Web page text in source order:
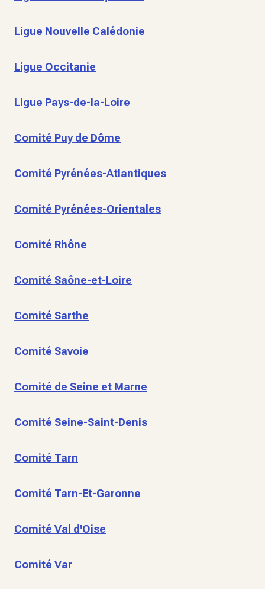
Ligue Nouvelle Calédonie
Ligue Occitanie
Ligue Pays-de-la-Loire
Comité Puy de Dôme
Comité Pyrénées-Atlantiques
Comité Pyrénées-Orientales
Comité Rhône
Comité Saône-et-Loire
Comité Sarthe
Comité Savoie
Comité de Seine et Marne
Comité Seine-Saint-Denis
Comité Tarn
Comité Tarn-Et-Garonne
Comité Val d'Oise
Comité Var